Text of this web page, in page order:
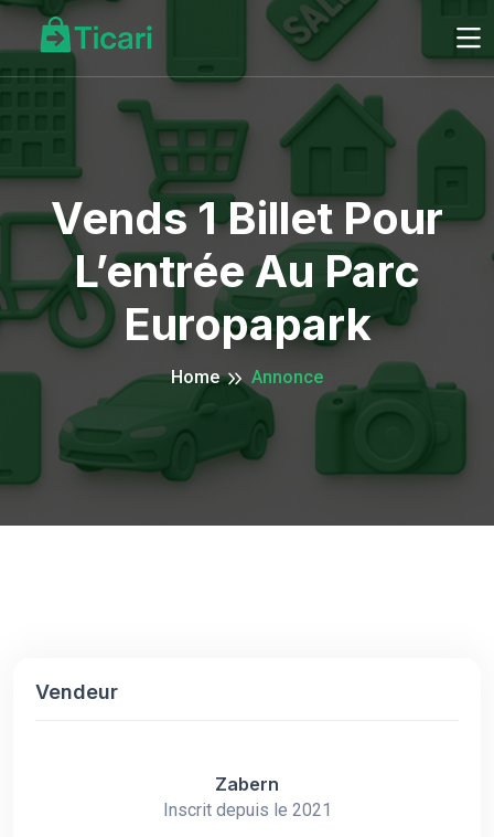
Vends 1 Billet Pour
L’entrée Au Parc
Europapark
Home Annonce
Vendeur
Zabern
Inscrit depuis le 2021